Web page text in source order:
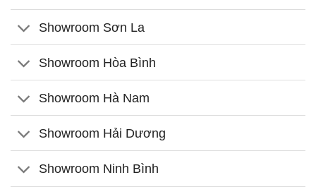
Showroom Sơn La
Showroom Hòa Bình
Showroom Hà Nam
Showroom Hải Dương
Showroom Ninh Bình